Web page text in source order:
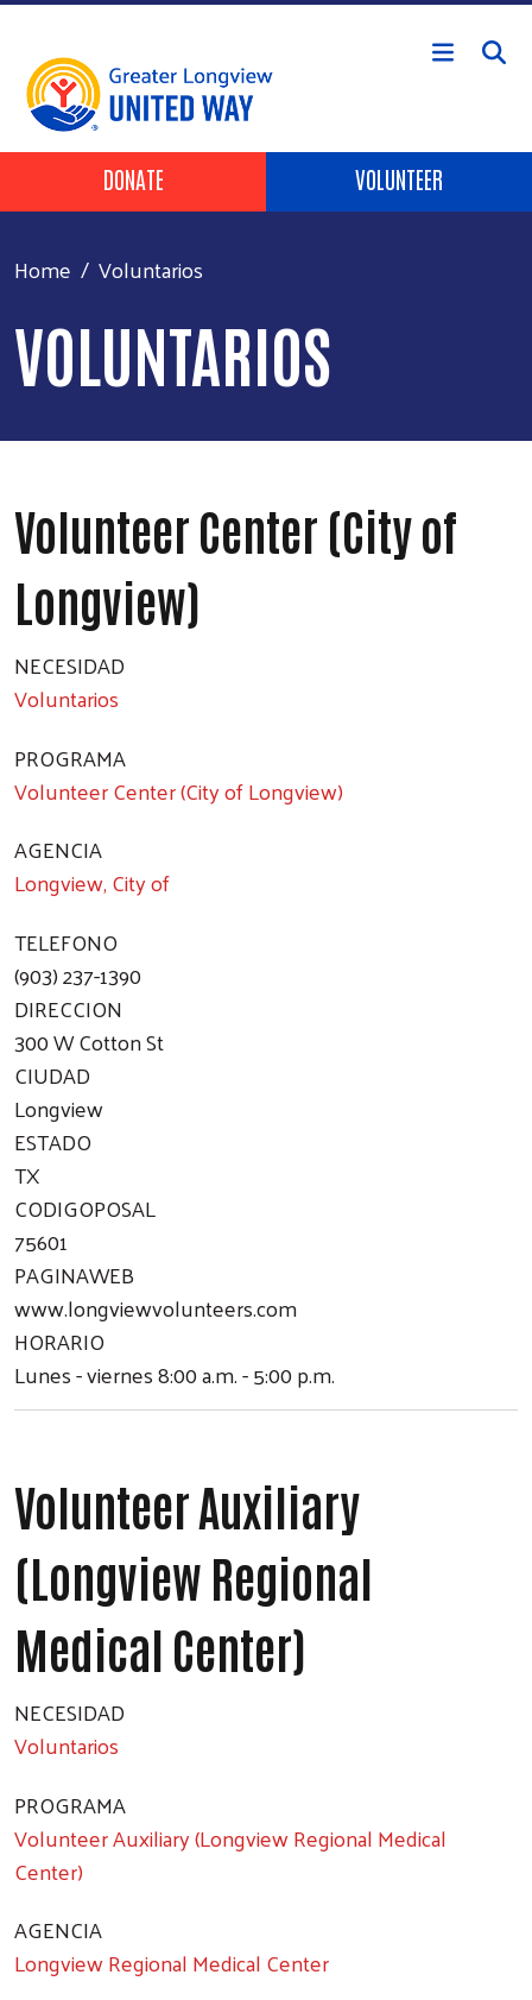
Skip to main content
Header Buttons
DONATE VOLUNTEER
Home Voluntarios
VOLUNTARIOS
Volunteer Center (City of
Longview)
NECESIDAD
Voluntarios
PROGRAMA
Volunteer Center (City of Longview)
AGENCIA
Longview, City of
TELEFONO
(903) 237-1390
DIRECCION
300 W Cotton St
CIUDAD
Longview
ESTADO
TX
CODIGOPOSAL
75601
PAGINAWEB
www.longviewvolunteers.com
HORARIO
Lunes - viernes 8:00 a.m. - 5:00 p.m.
Volunteer Auxiliary
(Longview Regional
Medical Center)
NECESIDAD
Voluntarios
PROGRAMA
Volunteer Auxiliary (Longview Regional Medical
Center)
AGENCIA
Longview Regional Medical Center